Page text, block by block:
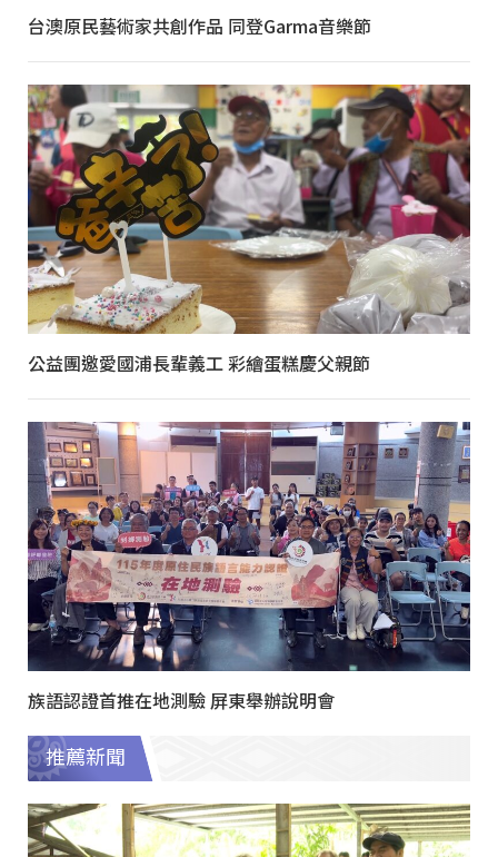
台澳原民藝術家共創作品 同登Garma音樂節
公益團邀愛國浦長輩義工 彩繪蛋糕慶父親節
族語認證首推在地測驗 屏東舉辦說明會
推薦新聞